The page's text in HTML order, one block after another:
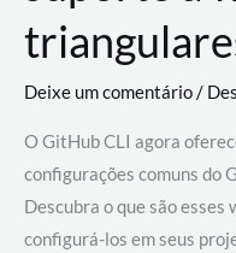
Deixe um comentário/
O GitHub CLI agora
configurações comuns do
Descubra o que são
configurá-los em seus